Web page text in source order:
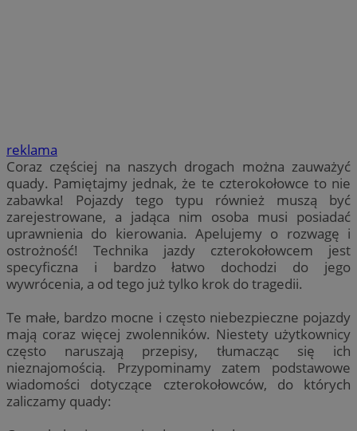
reklama
Coraz częściej na naszych drogach można zauważyć
quady. Pamiętajmy jednak, że te czterokołowce to nie
zabawka! Pojazdy tego typu również muszą być
zarejestrowane, a jadąca nim osoba musi posiadać
uprawnienia do kierowania. Apelujemy o rozwagę i
ostrożność! Technika jazdy czterokołowcem jest
specyficzna i bardzo łatwo dochodzi do jego
wywrócenia, a od tego już tylko krok do tragedii.
Te małe, bardzo mocne i często niebezpieczne pojazdy
mają coraz więcej zwolenników. Niestety użytkownicy
często naruszają przepisy, tłumacząc się ich
nieznajomością. Przypominamy zatem podstawowe
wiadomości dotyczące czterokołowców, do których
zaliczamy quady: